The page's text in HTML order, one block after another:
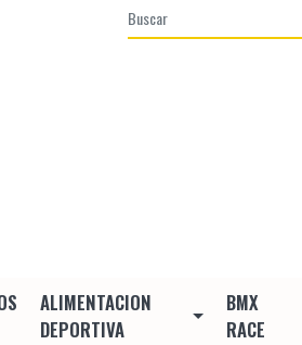
ALIMENTACION
DEPORTIVA
BMX
RACE